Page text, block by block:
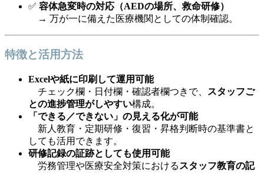
✅ 容体急変時の対応（AEDの場所、救命研修）
→ 万が一に備えた医療機関としての体制確認。
特徴と活用方法
Excelや紙に印刷して運用可能
チェック欄・日付欄・確認者欄つきで、
スタッフご
との進捗管理がしやすい構成。
「できる／できない」の見える化が可能
新人教育・定期研修・復習・昇格判断時の基準書と
しても活用できます。
研修記録の証跡としても使用可能
労務管理や医療安全対策における スタッフ教育の記